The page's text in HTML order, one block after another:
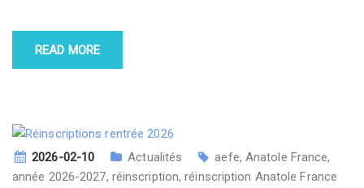
READ MORE
2026-02-10 Actualités aefe, Anatole France,
année 2026-2027, réinscription,réinscription Anatole France